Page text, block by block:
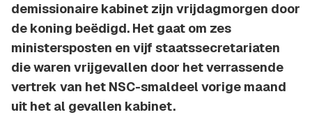
demissionaire kabinet zijn vrijdagmorgen door
de koning beëdigd. Het gaat om zes
ministersposten en vijf staatssecretariaten
die waren vrijgevallen door het verrassende
vertrek van het NSC-smaldeel vorige maand
uit het al gevallen kabinet.